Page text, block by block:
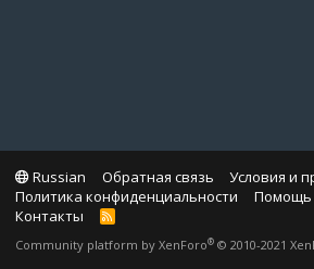
Russian Обратная связь
Условия и
Политика конфиденциальности
Помощь
Контакты
R
S
Community platform by XenForo® © 2010-2021